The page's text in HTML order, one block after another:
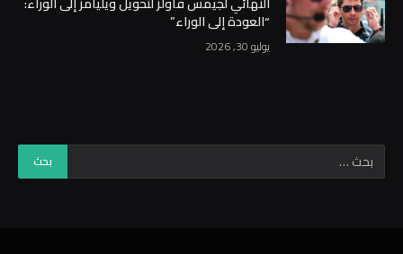
“العودة إلى الوراء”
يوليو 30, 2026